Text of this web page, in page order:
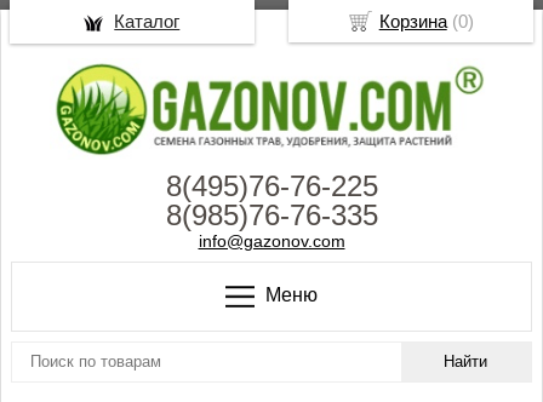
8(495)76-76-225
8(985)76-76-335
info@gazonov.com
Меню
Корзина(0)
Каталог